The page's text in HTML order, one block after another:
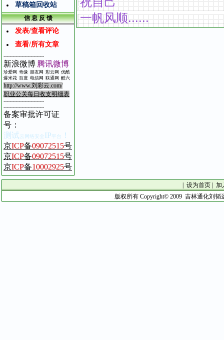
草稿箱回收站
信 息 反 馈
发表/查看评论
查看/所有文章
---------------------------
新浪微博 腾讯微博
珍爱网 奇缘 朋友网 彩云网 优酷
爆米花 百度 电信网 联通网 酷六
http://www.刘彩云.com/
职业公关每日收支明细表
---------------------------
---------------------------
备案审批许可证
号 ：
测试 云网络安全IP平台
！
京ICP备09072515号
京ICP备09072515号
京ICP备10002925号
一帆风顺......
设为首页
加
版权所有 Copyright© 2009 吉林通化刘